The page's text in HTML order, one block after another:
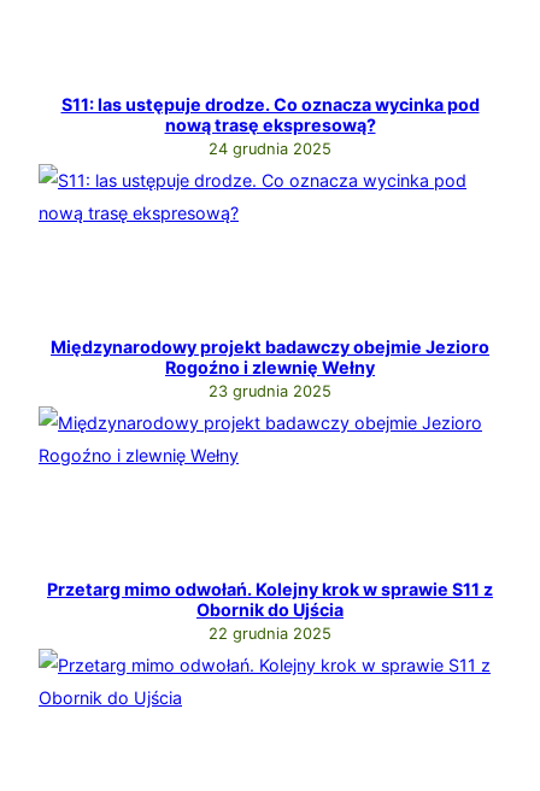
S11: las ustępuje drodze. Co oznacza wycinka pod
nową trasę ekspresową?
24 grudnia 2025
Międzynarodowy projekt badawczy obejmie Jezioro
Rogoźno i zlewnię Wełny
23 grudnia 2025
Przetarg mimo odwołań. Kolejny krok w sprawie S11 z
Obornik do Ujścia
22 grudnia 2025